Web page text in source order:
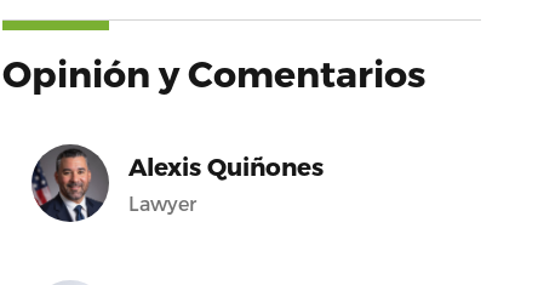
Opinión y Comentarios
Alexis Quiñones
Lawyer